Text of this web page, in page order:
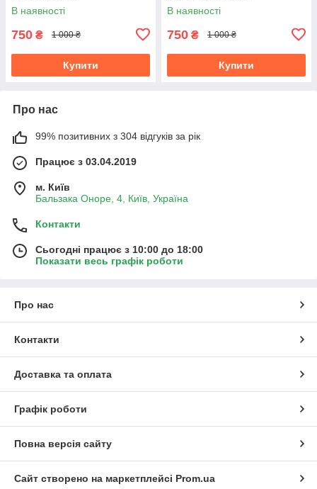
В наявності
750 ₴ 1 000 ₴
Купити
В наявності
750 ₴ 1 000 ₴
Купити
Про нас
99% позитивних з 304 відгуків за рік
Працює з 03.04.2019
м. Київ
Бальзака Оноре, 4, Київ, Україна
Контакти
Сьогодні працює з 10:00 до 18:00
Показати весь графік роботи
Про нас
Контакти
Доставка та оплата
Графік роботи
Повна версія сайту
Сайт створено на маркетплейсі Prom.ua